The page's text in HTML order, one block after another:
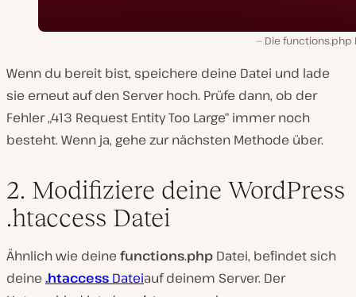
Die functions.php
Wenn du bereit bist, speichere deine Datei und lade
sie erneut auf den Server hoch. Prüfe dann, ob der
Fehler „413 Request Entity Too Large“ immer noch
besteht. Wenn ja, gehe zur nächsten Methode über.
2. Modifiziere deine WordPress
.htaccess Datei
Ähnlich wie deine functions.php Datei, befindet sich
deine .htaccess Dateiauf deinem Server. Der